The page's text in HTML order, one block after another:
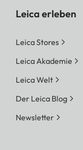
Leica erleben
Leica Stores
Leica Akademie
Leica Welt
Der Leica Blog
Newsletter